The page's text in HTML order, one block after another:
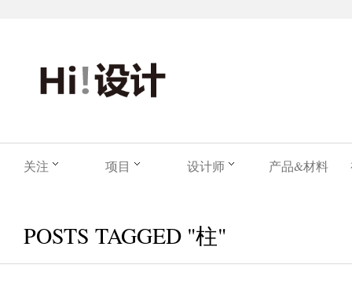
关注 项目 设计师 产品&材料
POSTS TAGGED "柱"